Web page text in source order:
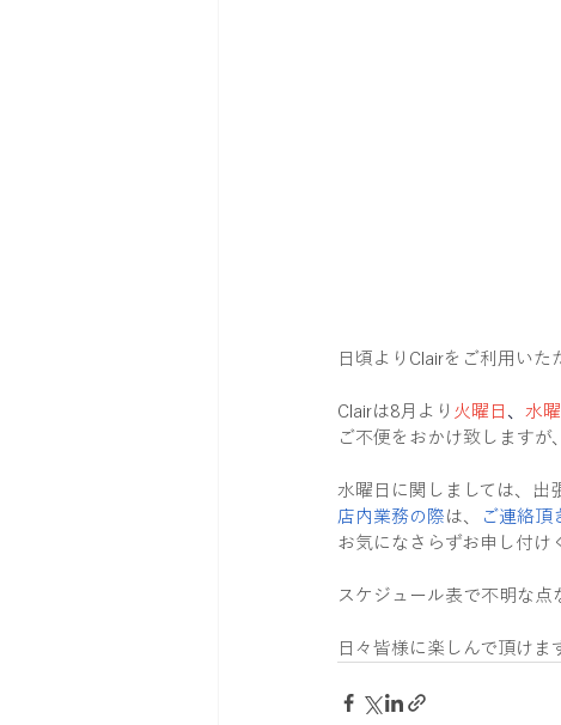
日頃よりClairをご利用いた
Clairは8月より 火曜日 、 水曜
ご不便をおかけ致しますが
水曜日に関しましては、出
店内業務の際 は、 ご連絡頂
お気になさらずお申し付け
スケジュール表で不明な点
日々皆様に楽しんで頂けま